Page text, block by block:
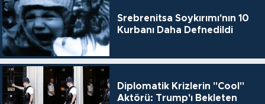
Srebrenitsa Soykırımı'nın 10
Kurbanı Daha Defnedildi
Diplomatik Krizlerin "Cool"
Aktörü: Trump'ı Bekleten